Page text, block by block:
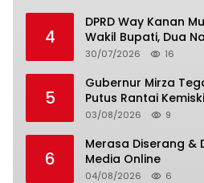
4
DPRD Way Kanan
Wakil Bupati, Dua
30/07/2026 16
5
Gubernur Mirza
Putus Rantai
03/08/2026 9
6
Merasa Diserang &
Media Online
04/08/2026 6